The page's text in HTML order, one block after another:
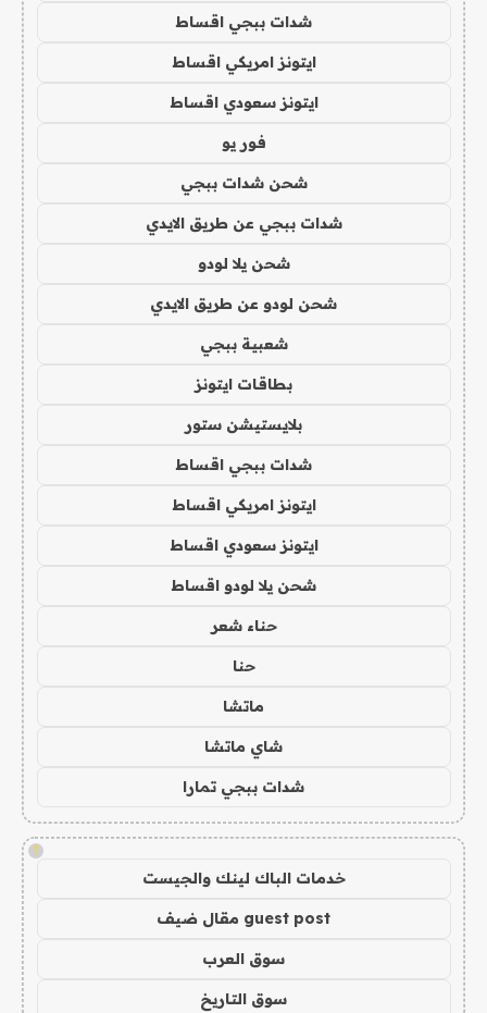
شدات ببجي اقساط
ايتونز امريكي اقساط
ايتونز سعودي اقساط
فور يو
شحن شدات ببجي
شدات ببجي عن طريق الايدي
شحن يلا لودو
شحن لودو عن طريق الايدي
شعبية ببجي
بطاقات ايتونز
بلايستيشن ستور
شدات ببجي اقساط
ايتونز امريكي اقساط
ايتونز سعودي اقساط
شحن يلا لودو اقساط
حناء شعر
حنا
ماتشا
شاي ماتشا
شدات ببجي تمارا
!
خدمات الباك لينك والجيست
guest post مقال ضيف
سوق العرب
سوق التاريخ